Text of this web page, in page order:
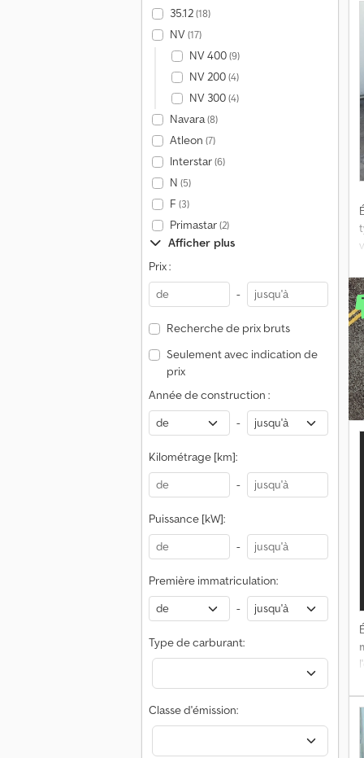
35.12(18)
NV(17)
NV 400(9)
NV 200(4)
NV 300(4)
Navara(8)
Atleon (7)
Interstar(6)
N (5)
F (3)
Primastar(2)
Afficher plus
Prix :
-
Recherche de prix bruts
Seulement avec indication de
prix
Année de construction :
-
Kilométrage [km]:
-
Puissance [kW]:
-
Première immatriculation:
-
Type de carburant:
Classe d'émission: